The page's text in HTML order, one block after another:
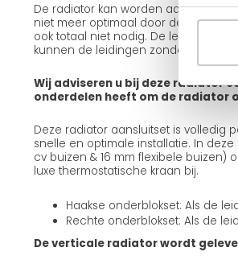
De radiator kan worden
niet meer optimaal door de radiator.
ook totaal niet nodig. De leidingen
kunnen de leidingen zonder dat
Wij adviseren u bij deze radiator
onderdelen heeft om de radiator
Deze radiator aansluitset is volledig
snelle en optimale installatie. In
cv buizen & 16 mm flexibele buizen)
luxe thermostatische kraan bij.
Haakse onderblokset: Als de
Rechte onderblokset: Als de
De verticale radiator wordt